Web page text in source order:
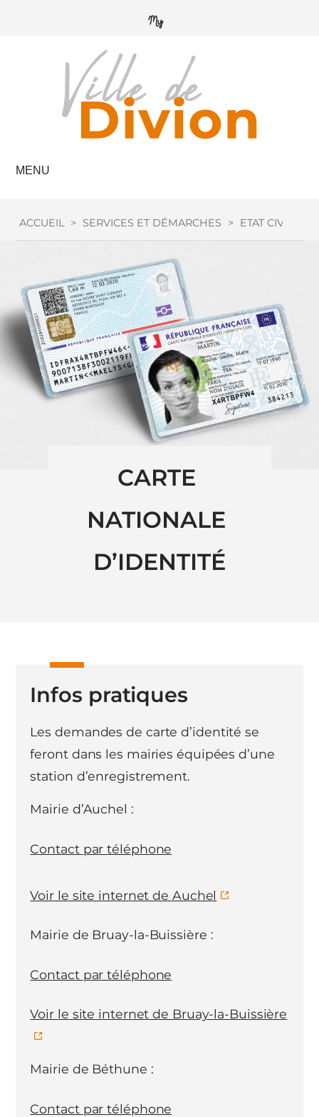
MENU
ACCUEIL > SERVICES ET DÉMARCHES > ETAT CIVIL
CARTE
NATIONALE
D’IDENTITÉ
Infos pratiques
Les demandes de carte d’identité se
feront dans les mairies équipées d’une
station d’enregistrement.
Mairie d’Auchel :
Contact par téléphone
Voir le site internet de Auchel
Mairie de Bruay-la-Buissière :
Contact par téléphone
Voir le site internet de Bruay-la-Buissière
Mairie de Béthune :
Contact par téléphone